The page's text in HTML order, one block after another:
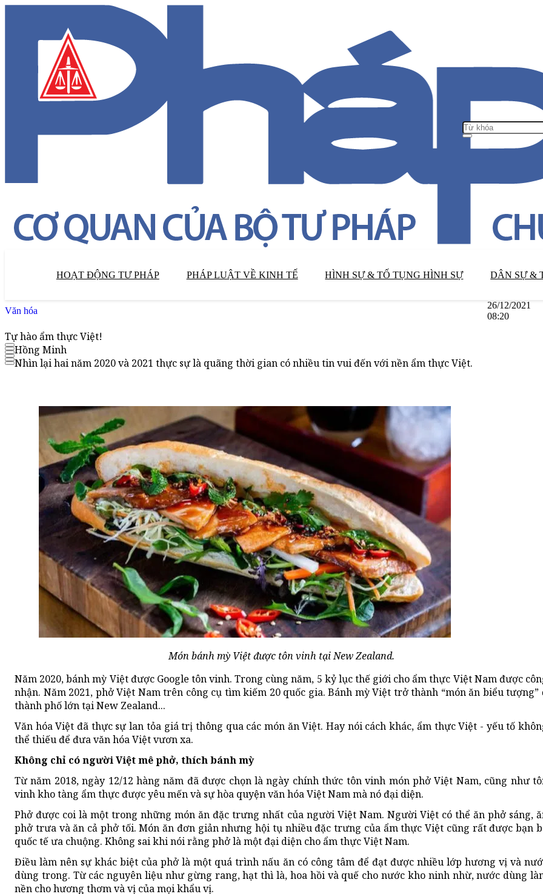
HOẠT ĐỘNG TƯ PHÁP PHÁP LUẬT VỀ KINH TẾ HÌNH SỰ & TỐ TỤNG HÌNH SỰ DÂN SỰ &
Văn hóa
26/12/2021
08:20
Tự hào ẩm thực Việt!
Hồng Minh
Nhìn lại hai năm 2020 và 2021 thực sự là quãng thời gian có nhiều tin vui đến với nền ẩm thực Việt.
Món bánh mỳ Việt được tôn vinh tại New Zealand.
Năm 2020, bánh mỳ Việt được Google tôn vinh. Trong cùng năm, 5 kỷ lục thế giới cho ẩm thực Việt Nam được
nhận. Năm 2021, phở Việt Nam trên công cụ tìm kiếm 20 quốc gia. Bánh mỳ Việt trở thành “món ăn biểu tượng”
thành phố lớn tại New Zealand...
Văn hóa Việt đã thực sự lan tỏa giá trị thông qua các món ăn Việt. Hay nói cách khác, ẩm thực Việt - yếu tố
thể thiếu để đưa văn hóa Việt vươn xa.
Không chỉ có người Việt mê phở, thích bánh mỳ
Từ năm 2018, ngày 12/12 hàng năm đã được chọn là ngày chính thức tôn vinh món phở Việt Nam, cũng như
vinh kho tàng ẩm thực được yêu mến và sự hòa quyện văn hóa Việt Nam mà nó đại diện.
Phở được coi là một trong những món ăn đặc trưng nhất của người Việt Nam. Người Việt có thể ăn phở sáng,
phở trưa và ăn cả phở tối. Món ăn đơn giản nhưng hội tụ nhiều đặc trưng của ẩm thực Việt cũng rất được bạn
quốc tế ưa chuộng. Không sai khi nói rằng phở là một đại diện cho ẩm thực Việt Nam.
Điều làm nên sự khác biệt của phở là một quá trình nấu ăn có công tâm để đạt được nhiều lớp hương vị và
dùng trong. Từ các nguyên liệu như gừng rang, hạt thì là, hoa hồi và quế cho nước kho ninh nhừ, nước dùng
nền cho hương thơm và vị của mọi khẩu vị.